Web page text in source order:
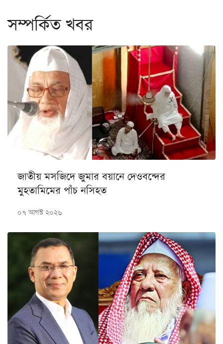
সম্পর্কিত খবর
জাতীয় মসজিদে জুমার বয়ানে দেওবন্দের
মুহতামিমের পাঁচ নসিহত
০৭ আগস্ট ২০২৬